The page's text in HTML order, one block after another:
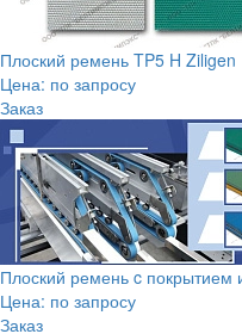
Плоский ремень TP5 H Ziligen
Цена: по запросу
Заказ
Плоский ремень c покрытием
Цена: по запросу
Заказ